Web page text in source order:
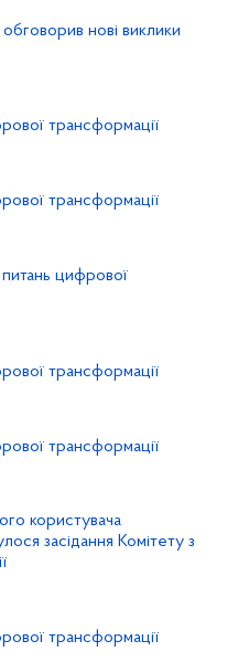
нові виклики
трансформації
трансформації
питань цифрової
трансформації
трансформації
користувача
засідання Комітету з
трансформації